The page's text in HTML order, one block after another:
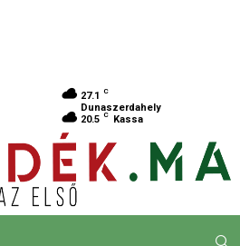
27.1 C
Dunaszerdahely
20.5 C Kassa